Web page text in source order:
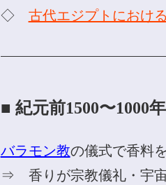
◇ 古代エジプトにおけ
■ 紀元前1500〜1000
バラモン教の儀式で香料
⇒ 香りが宗教儀礼・宇宙